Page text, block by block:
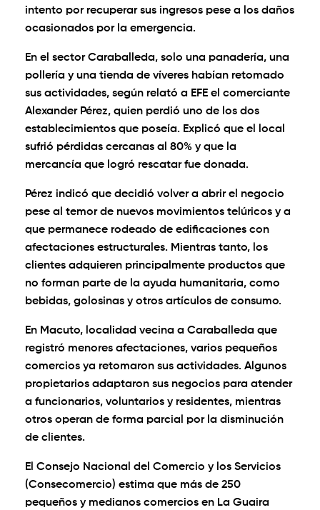
intento por recuperar sus ingresos pese a los daños
ocasionados por la emergencia.
En el sector Caraballeda, solo una panadería, una
pollería y una tienda de víveres habían retomado
sus actividades, según relató a EFE el comerciante
Alexander Pérez, quien perdió uno de los dos
establecimientos que poseía. Explicó que el local
sufrió pérdidas cercanas al 80% y que la
mercancía que logró rescatar fue donada.
Pérez indicó que decidió volver a abrir el negocio
pese al temor de nuevos movimientos telúricos y a
que permanece rodeado de edificaciones con
afectaciones estructurales. Mientras tanto, los
clientes adquieren principalmente productos que
no forman parte de la ayuda humanitaria, como
bebidas, golosinas y otros artículos de consumo.
En Macuto, localidad vecina a Caraballeda que
registró menores afectaciones, varios pequeños
comercios ya retomaron sus actividades. Algunos
propietarios adaptaron sus negocios para atender
a funcionarios, voluntarios y residentes, mientras
otros operan de forma parcial por la disminución
de clientes.
El Consejo Nacional del Comercio y los Servicios
(Consecomercio) estima que más de 250
pequeños y medianos comercios en La Guaira